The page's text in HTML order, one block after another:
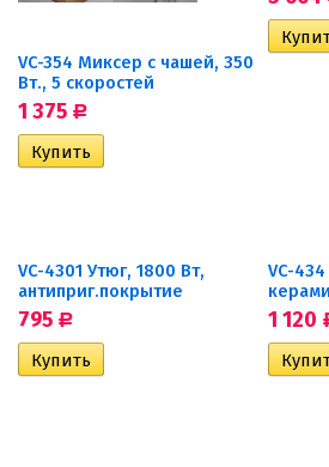
VC-354 Миксер с чашей, 350
Вт., 5 скоростей
1 375 Р
VC-4301 Утюг, 1800 Вт,
антиприг.покрытие
795 Р
VC-
1 120